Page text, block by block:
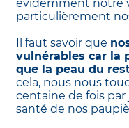
évidemment notre
particulièrement
Il faut savoir que
vulnérables car la
que la peau du
cela, nous nous
centaine de fois par
santé de nos